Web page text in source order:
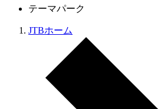
テーマパーク
JTBホーム